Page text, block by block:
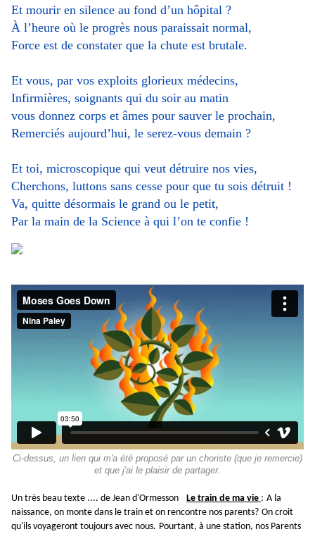
Et mourir en silence au fond d’un hôpital ?
À l’heure où le progrès nous paraissait normal,
Force est de constater que la chute est brutale.
Et vous, par vos exploits glorieux médecins,
Infirmières, soignants qui du soir au matin
vous donnez corps et âmes pour sauver le prochain,
Remerciés aujourd’hui, le serez-vous demain ?
Et toi, microscopique qui veut détruire nos vies,
Cherchons, luttons sans cesse pour que tu sois détruit !
Va, quitte désormais le grand ou le petit,
Par la main de la Science à qui l’on te confie !
Ci-dessus, un lien qui m'a été proposé par un choriste (que je remercie)
et que j'ai le plaisir de partager.
Un très beau texte .... de Jean d'Ormesson Le train de ma vie : A la
naissance, on monte dans le train et on rencontre nos parents? On croit
qu'ils voyageront toujours avec nous. Pourtant, à une station, nos Parents